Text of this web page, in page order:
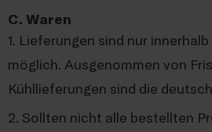
C. Waren
1. Lieferungen sind nur
möglich. Ausgenommen von
Kühllieferungen sind die
2. Sollten nicht alle bestellten